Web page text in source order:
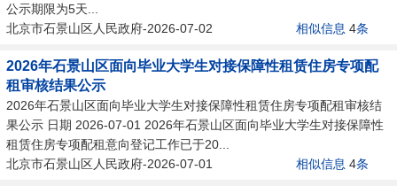
公示期限为5天...
北京市石景山区人民政府-2026-07-02
相似信息 4条
2026年石景山区面向毕业大学生对接保障性租赁住房专项配
租审核结果公示
2026年石景山区面向毕业大学生对接保障性租赁住房专项配租审核结
果公示 日期 2026-07-01 2026年石景山区面向毕业大学生对接保障性
租赁住房专项配租意向登记工作已于20...
北京市石景山区人民政府-2026-07-01
相似信息 4条